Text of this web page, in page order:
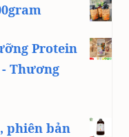
Protein
Thương
phiên bản